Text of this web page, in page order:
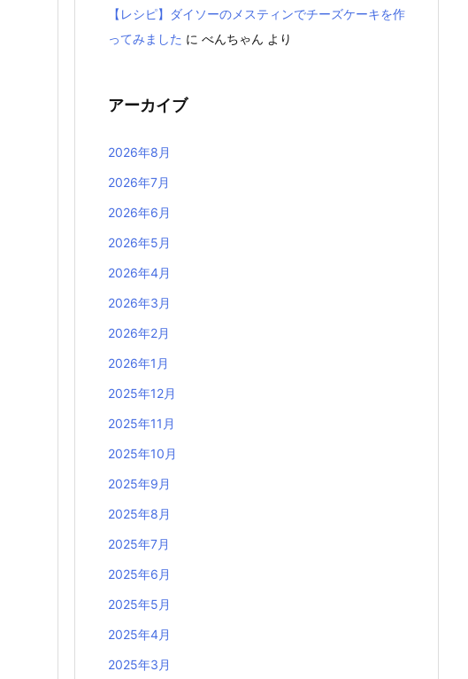
【レシピ】ダイソーのメスティンでチーズケーキを作
ってみました に べんちゃん より
アーカイブ
2026年8月
2026年7月
2026年6月
2026年5月
2026年4月
2026年3月
2026年2月
2026年1月
2025年12月
2025年11月
2025年10月
2025年9月
2025年8月
2025年7月
2025年6月
2025年5月
2025年4月
2025年3月